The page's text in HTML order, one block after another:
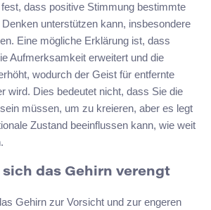
dass positive Stimmung bestimmte
unterstützen kann, insbesondere
Eine mögliche Erklärung ist, dass
Aufmerksamkeit erweitert und die
wodurch der Geist für entfernte
wird. Dies bedeutet nicht, dass Sie die
müssen, um zu kreieren, aber es legt
Zustand beeinflussen kann, wie weit
sich das Gehirn verengt
Gehirn zur Vorsicht und zur engeren